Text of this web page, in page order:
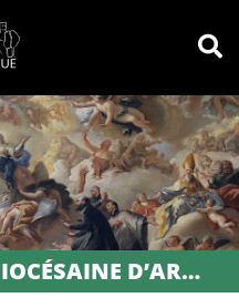
OK
COMMISSION DIOCÉSAINE D’ART SACRÉ DE PARIS